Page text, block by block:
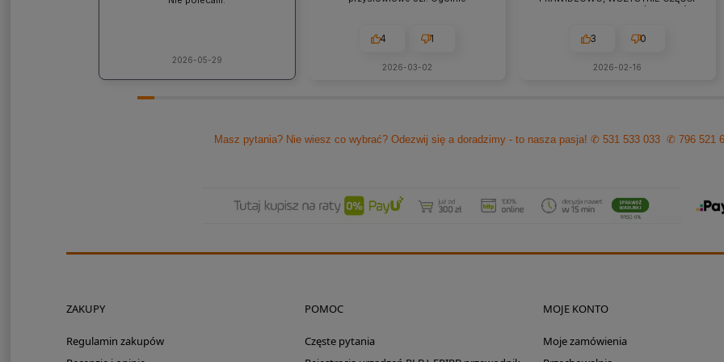
2026-05-29
jakieś problemy zawsze można
liczyć na szybką pomoc czy
Polecam z czystym sumieniem!
4 1
2026-03-02
WARTO TUTAJ
3 0
2026-02-16
Masz pytania? Nie wiesz co wybrać? Odezwij się a doradzimy - to nasza pasja!✆ 531 533 033 ✆ 796 521
ZAKUPY
Regulamin zakupów
POMOC
Częste pytania
MOJE KONTO
Moje zamówienia